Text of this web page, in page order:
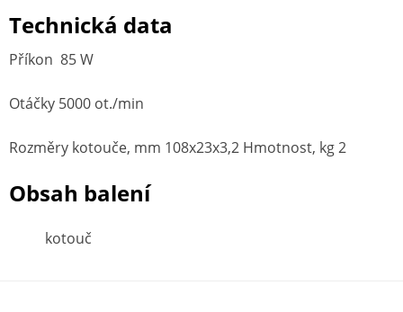
Technická data
Příkon 85 W
Otáčky 5000 ot./min
Rozměry kotouče, mm 108х23х3,2 Hmotnost, kg 2
Obsah balení
kotouč